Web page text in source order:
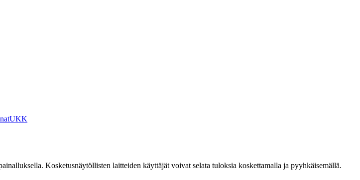
UKK
Kosketusnäytöllisten laitteiden käyttäjät voivat selata tuloksia koskettamalla ja pyyhkäisemällä.